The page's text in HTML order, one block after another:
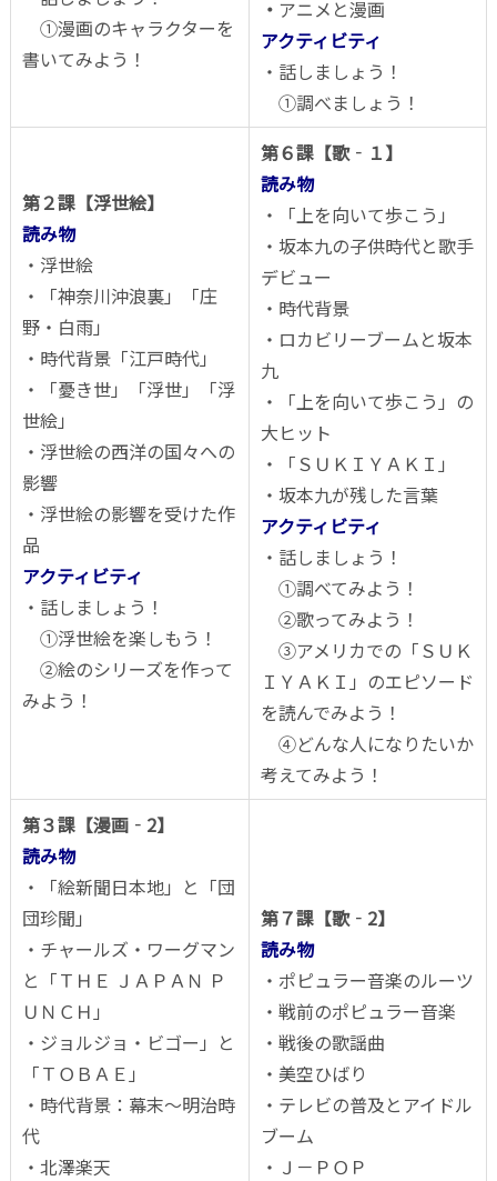
①漫画のキャラクターを
書いてみよう！
・ アニメと漫画
アクティビティ
・話しましょう！
①調べましょう！
第２課【浮世絵】
読み物
・浮世絵
・「神奈川沖浪裏」「庄
野・白雨」
・時代背景「江戸時代」
・「憂き世」「浮世」「浮
世絵」
・浮世絵の西洋の国々への
影響
・浮世絵の影響を受けた作
品
アクティビティ
・話しましょう！
①浮世絵を楽しもう！
②絵のシリーズを作って
みよう！
第６課【歌‐１】
読み物
・「上を向いて歩こう」
・坂本九の子供時代と歌手
デビュー
・時代背景
・ロカビリーブームと坂本
九
・「上を向いて歩こう」の
大ヒット
・「ＳＵＫＩＹＡＫＩ」
・坂本九が残した言葉
アクティビティ
・話しましょう！
①調べてみよう！
②歌ってみよう！
③アメリカでの「ＳＵＫ
ＩＹＡＫＩ」のエピソード
を読んでみよう！
④どんな人になりたいか
考えてみよう！
第３課【漫画‐2】
読み物
・「絵新聞日本地」と「団
団珍聞」
・チャールズ・ワーグマン
と「ＴＨＥ ＪＡＰＡＮ Ｐ
ＵＮＣＨ」
・ジョルジョ・ビゴー」と
「ＴＯＢＡＥ」
・時代背景：幕末～明治時
代
・北澤楽天
第７課【歌‐2】
読み物
・ポピュラー音楽のルーツ
・戦前のポピュラー音楽
・戦後の歌謡曲
・美空ひばり
・テレビの普及とアイドル
ブーム
・Ｊ－ＰＯＰ